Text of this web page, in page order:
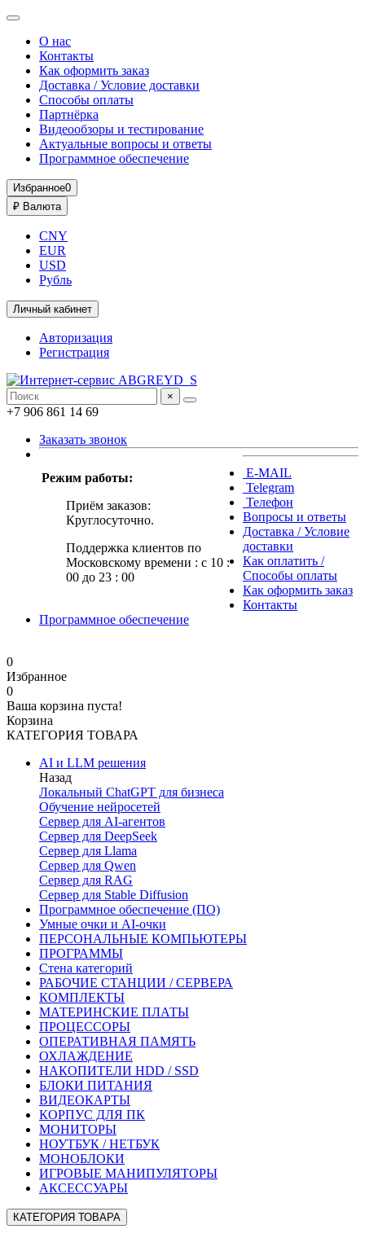
О нас
Контакты
Как оформить заказ
Доставка / Условие доставки
Способы оплаты
Партнёрка
Видеообзоры и тестирование
Актуальные вопросы и ответы
Программное обеспечение
Избранное0
₽ Валюта
CNY
EUR
USD
Рубль
Личный кабинет
Авторизация
Регистрация
×
+7 906 861 14 69
Заказать звонок
Режим работы:
Приём заказов:
Круглосуточно.
Поддержка клиентов по
Московскому времени : с 10 :
00 до 23 : 00
E-MAIL
Telegram
Телефон
Вопросы и ответы
Доставка / Условие
доставки
Как оплатить /
Способы оплаты
Как оформить заказ
Контакты
Программное обеспечение
0
Избранное
0
Ваша корзина пуста!
Корзина
КАТЕГОРИЯ ТОВАРА
AI и LLM решения
Назад
Локальный ChatGPT для бизнеса
Обучение нейросетей
Сервер для AI-агентов
Сервер для DeepSeek
Сервер для Llama
Сервер для Qwen
Сервер для RAG
Сервер для Stable Diffusion
Программное обеспечение (ПО)
Умные очки и AI-очки
ПЕРСОНАЛЬНЫЕ КОМПЬЮТЕРЫ
ПРОГРАММЫ
Стена категорий
РАБОЧИЕ СТАНЦИИ / СЕРВЕРА
КОМПЛЕКТЫ
МАТЕРИНСКИЕ ПЛАТЫ
ПРОЦЕССОРЫ
ОПЕРАТИВНАЯ ПАМЯТЬ
ОХЛАЖДЕНИЕ
НАКОПИТЕЛИ HDD / SSD
БЛОКИ ПИТАНИЯ
ВИДЕОКАРТЫ
КОРПУС ДЛЯ ПК
МОНИТОРЫ
НОУТБУК / НЕТБУК
МОНОБЛОКИ
ИГРОВЫЕ МАНИПУЛЯТОРЫ
АКСЕССУАРЫ
КАТЕГОРИЯ ТОВАРА